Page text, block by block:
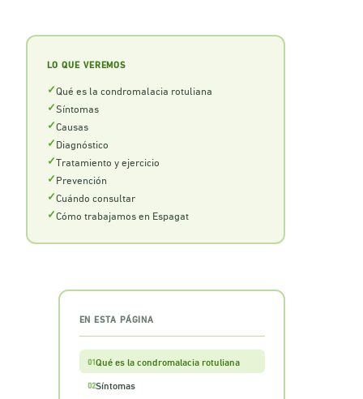
LO QUE VEREMOS
Qué es la condromalacia rotuliana
Síntomas
Causas
Diagnóstico
Tratamiento y ejercicio
Prevención
Cuándo consultar
Cómo trabajamos en Espagat
EN ESTA PÁGINA
01Qué es la condromalacia rotuliana
02Síntomas